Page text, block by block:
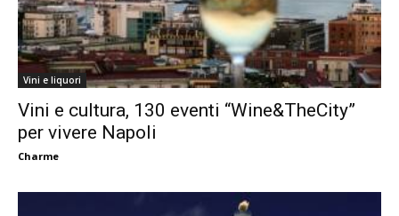
Vini e liquori
Vini e cultura, 130 eventi “Wine&TheCity”
per vivere Napoli
Charme